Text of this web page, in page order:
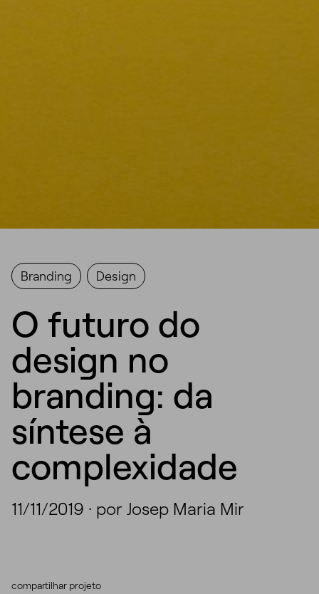
Branding Design
O futuro do
design no
branding: da
síntese à
complexidade
11/11/2019 · por Josep Maria Mir
compartilhar projeto